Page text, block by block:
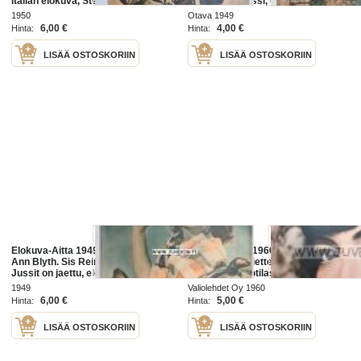
Tähtikuvasto-kuvia Tauno Palo -
Tarmo Manni - Ella Pehkonen
1950
Hinta:
6,00 €
LISÄÄ OSTOSKORIIN
sirkusromantiikkaa, koko sivun
mainos Katupeilin takana, kumpi
parempi
Otava 1949
Hinta:
4,00 €
LISÄÄ OSTOSKORIIN
Elokuva-Aitta 1949 nr 23, kansi
Ann Blyth. Sis Reino Valkama,
Jussit on jaettu, elokuva Pimeyden
ruhtinas
1949
Hinta:
6,00 €
LISÄÄ OSTOSKORIIN
Elokuva-Aitta 1960 nr 13
(kannessa Juliette Greco.
Tuntematon sotilas -elokuva Vichy
´n filmijuhlilla. Lista ulkomaille
viedyistä Suomi-filmeistä)
Valiolehdet Oy 1960
Hinta:
5,00 €
LISÄÄ OSTOSKORIIN